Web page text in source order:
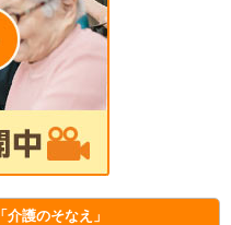
「介護のそなえ」